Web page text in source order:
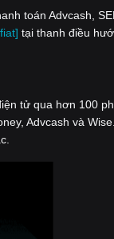
toán Advcash,
tại thanh điều
tử qua hơn 100
Advcash và